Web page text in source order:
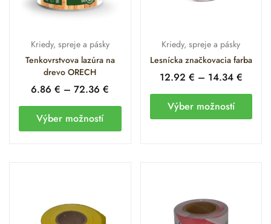
Kriedy, spreje a pásky
Tenkovrstvova lazúra na
drevo ORECH
6.86€ – 72.36€
Výber možností
Kriedy, spreje a pásky
Lesnícka značkovacia farba
12.92 € – 14.34 €
Výber možností